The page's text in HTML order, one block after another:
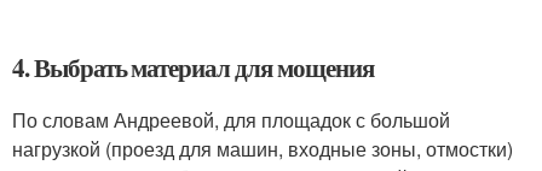
4. Выбрать материал для мощения
По словам Андреевой, для площадок с большой
нагрузкой (проезд для машин, входные зоны, отмостки)